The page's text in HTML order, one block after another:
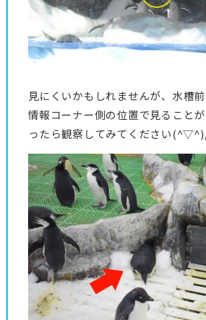
見にくいかもしれませんが、水槽
情報コーナー側の位置で見ること
ったら観察してみてください